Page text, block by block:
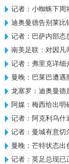
记者：小蜘蛛下周
迪奥曼德告别莱比
记者：巴萨内部态
南美足联：对因凡
记者：弗里克详细
曼晚：巴莱巴遭遇
龙塞罗：迪奥曼德
阿媒：梅西给出明
记者：阿克利乌什
记者：曼城有意切
曼晚：芒特状态出
记者：英足总现已